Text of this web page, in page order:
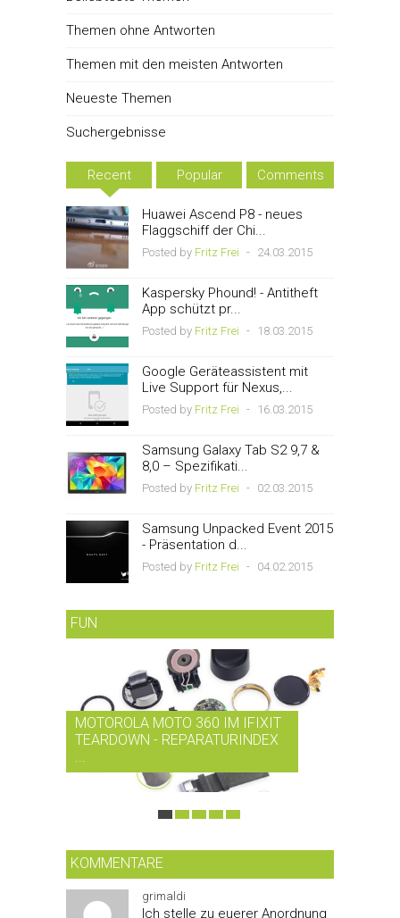
Themen ohne Antworten
Themen mit den meisten Antworten
Neueste Themen
Suchergebnisse
Recent Popular Comments
Huawei Ascend P8 - neues
Flaggschiff der Chi...
Posted by Fritz Frei - 24.03.2015
Kaspersky Phound! - Antitheft
App schützt pr...
Posted by Fritz Frei - 18.03.2015
Google Geräteassistent mit
Live Support für Nexus,...
Posted by Fritz Frei - 16.03.2015
Samsung Galaxy Tab S2 9,7 &
8,0 – Spezifikati...
Posted by Fritz Frei - 02.03.2015
Samsung Unpacked Event 2015
- Präsentation d...
Posted by Fritz Frei - 04.02.2015
FUN
MOTOROLA MOTO 360 IM IFIXIT
TEARDOWN - REPARATURINDEX
...
KOMMENTARE
grimaldi
Ich stelle zu euerer Anordnung